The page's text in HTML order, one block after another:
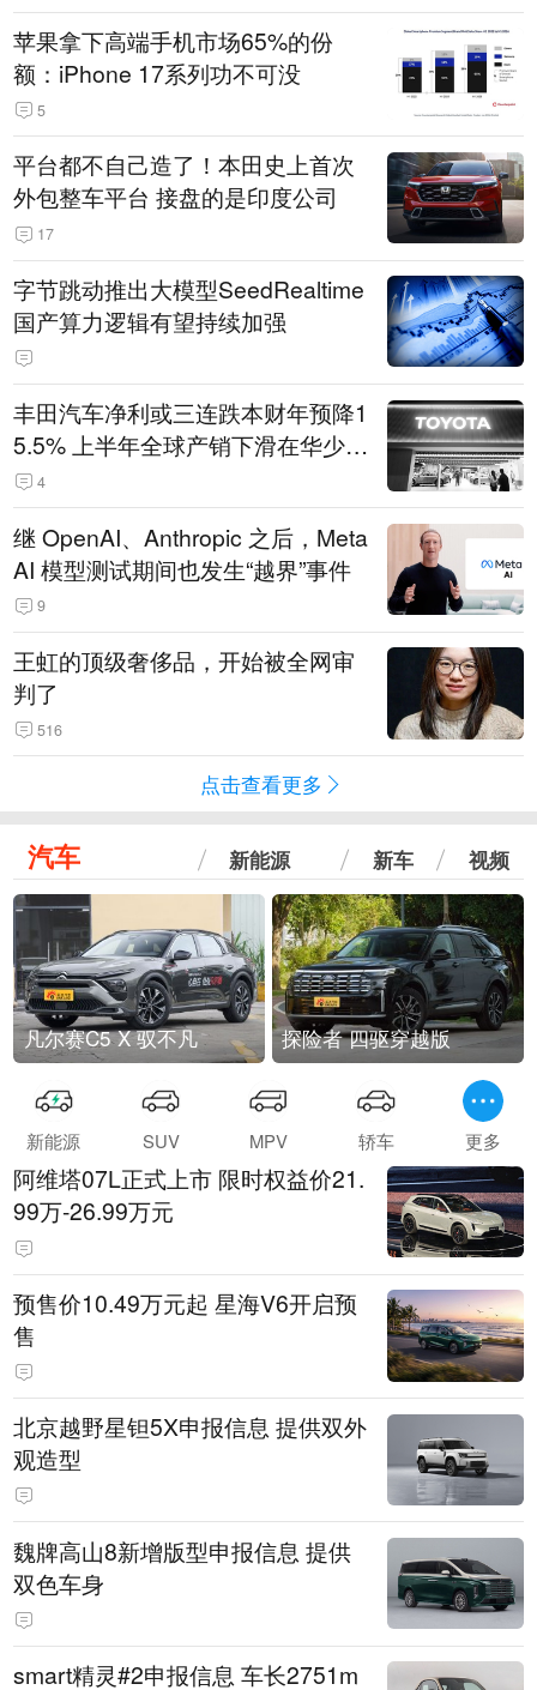
苹果拿下高端手机市场65%的份
额：iPhone 17系列功不可没
5
平台都不自己造了！本田史上首次
外包整车平台 接盘的是印度公司
17
字节跳动推出大模型SeedRealtime
国产算力逻辑有望持续加强
丰田汽车净利或三连跌本财年预降1
5.5% 上半年全球产销下滑在华少卖
14.3万辆
4
继 OpenAI、Anthropic 之后，Meta
AI 模型测试期间也发生“越界”事件
9
王虹的顶级奢侈品，开始被全网审
判了
516
点击查看更多
汽车 新能源 新车 视频
凡尔赛C5 X 驭不凡 探险者 四驱穿越版
新能源 SUV MPV 轿车 更多
阿维塔07L正式上市 限时权益价21.
99万-26.99万元
预售价10.49万元起 星海V6开启预
售
北京越野星钽5X申报信息 提供双外
观造型
魏牌高山8新增版型申报信息 提供
双色车身
smart精灵#2申报信息 车长2751m